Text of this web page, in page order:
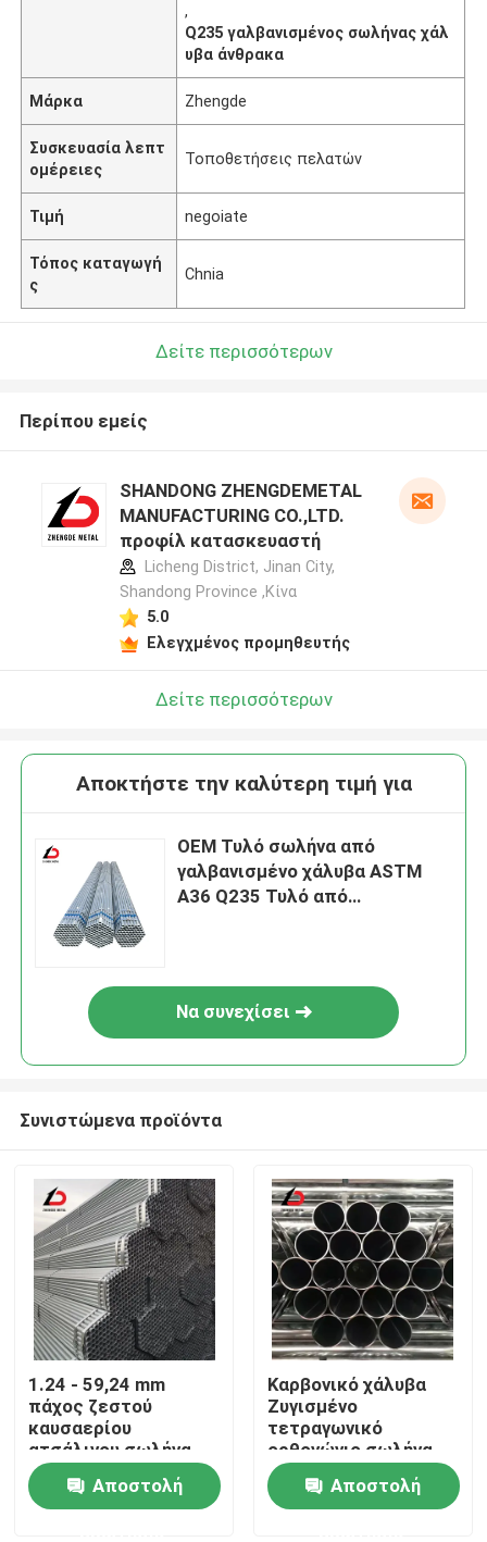
Σπίτι
Προϊόντα
,
Q235 γαλβανισμένος σωλήνας χάλ
υβα άνθρακα
Μάρκα Zhengde
Συσκευασία λεπτ
ομέρειες
Τοποθετήσεις πελατών
Τιμή negoiate
Τόπος καταγωγή
ς
Chnia
Δείτε περισσότερων
Περίπου εμείς
SHANDONG ZHENGDEMETAL
MANUFACTURING CO.,LTD.
προφίλ κατασκευαστή
Licheng District, Jinan City,
Shandong Province ,Κίνα
5.0
Ελεγχμένος προμηθευτής
Δείτε περισσότερων
Αποκτήστε την καλύτερη τιμή για
OEM Τυλό σωλήνα από
γαλβανισμένο χάλυβα ASTM
A36 Q235 Τυλό από
Να συνεχίσει
Συνιστώμενα προϊόντα
1.24 - 59,24 mm
πάχος ζεστού
καυσαερίου
ατσάλινου σωλήνα
API, CE, Bsi, Tisi, JIS,
GS, ISO9001Αποστολή
Καρβονικό χάλυβα
Ζυγισμένο
τετραγωνικό
ορθογώνιο σωλήνα
Στρογγυλό σωλήνα
Μικρή διάμετρος
Μεγάλη διάμετρος
Αποστολή